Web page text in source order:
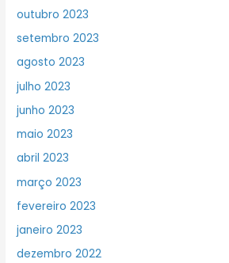
outubro 2023
setembro 2023
agosto 2023
julho 2023
junho 2023
maio 2023
abril 2023
março 2023
fevereiro 2023
janeiro 2023
dezembro 2022